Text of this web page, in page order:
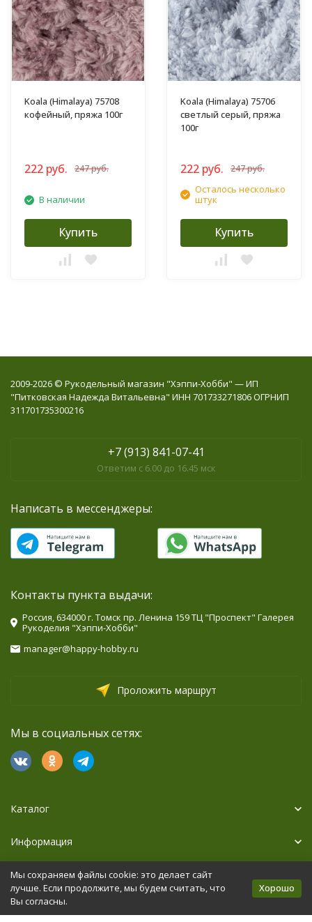
Koala (Himalaya) 75708
кофейный, пряжа 100г
222 руб. 247 руб.
В наличии
Купить
Koala (Himalaya) 75706
светлый серый, пряжа
100г
222 руб. 247 руб.
Осталось несколько
штук
Купить
2009-2026 © Рукодельный магазин "Хэппи-Хобби" — ИП
"Питковская Надежда Витальевна" ИНН 701733271806 ОГРНИП
311701735300216
+7 (913) 841-07-41
Ответим с 6.00 до 16.45 мск
Написать в мессенджеры:
Контакты пункта выдачи:
Россия, 634000 г. Томск пр. Ленина 159 ТЦ "Проспект" Галерея
Рукоделия "Хэппи-Хобби"
manager@happy-hobby.ru
Проложить маршрут
Мы в социальных сетях:
Каталог
Информация
Дополнительно
Политика персональных данных Карта сайта
Мы сохраняем файлы cookie: это делает сайт
лучше. Если продолжите, мы будем считать, что
Вы согласны.
Хорошо